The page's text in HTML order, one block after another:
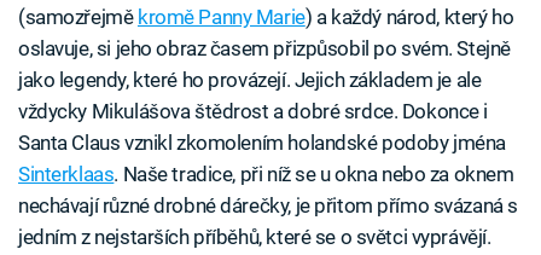
(samozřejmě kromě Panny Marie) a každý národ, který ho
oslavuje, si jeho obraz časem přizpůsobil po svém. Stejně
jako legendy, které ho provázejí. Jejich základem je ale
vždycky Mikulášova štědrost a dobré srdce. Dokonce i
Santa Claus vznikl zkomolením holandské podoby jména
Sinterklaas. Naše tradice, při níž se u okna nebo za oknem
nechávají různé drobné dárečky, je přitom přímo svázaná s
jedním z nejstarších příběhů, které se o světci vyprávějí.